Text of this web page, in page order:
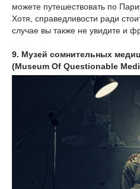
можете путешествовать по
Хотя, справедливости ради
случае вы также не увидите и
9. Музей сомнительных
(Museum Of Questionable